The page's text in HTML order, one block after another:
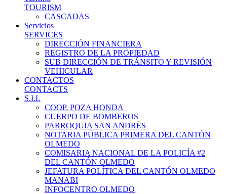
TOURISM
CASCADAS
Servicios
SERVICES
DIRECCIÓN FINANCIERA
REGISTRO DE LA PROPIEDAD
SUB DIRECCIÓN DE TRÁNSITO Y REVISIÓN
VEHICULAR
CONTACTOS
CONTACTS
S.I.L
COOP. POZA HONDA
CUERPO DE BOMBEROS
PARROQUIA SAN ANDRÉS
NOTARIA PÚBLICA PRIMERA DEL CANTÓN
OLMEDO
COMISARIA NACIONAL DE LA POLICÍA #2
DEL CANTÓN OLMEDO
JEFATURA POLÍTICA DEL CANTÓN OLMEDO
MANABI
INFOCENTRO OLMEDO